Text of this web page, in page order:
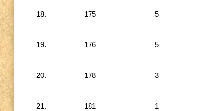
18. 175 5
19. 176 5
20. 178 3
21. 181 1